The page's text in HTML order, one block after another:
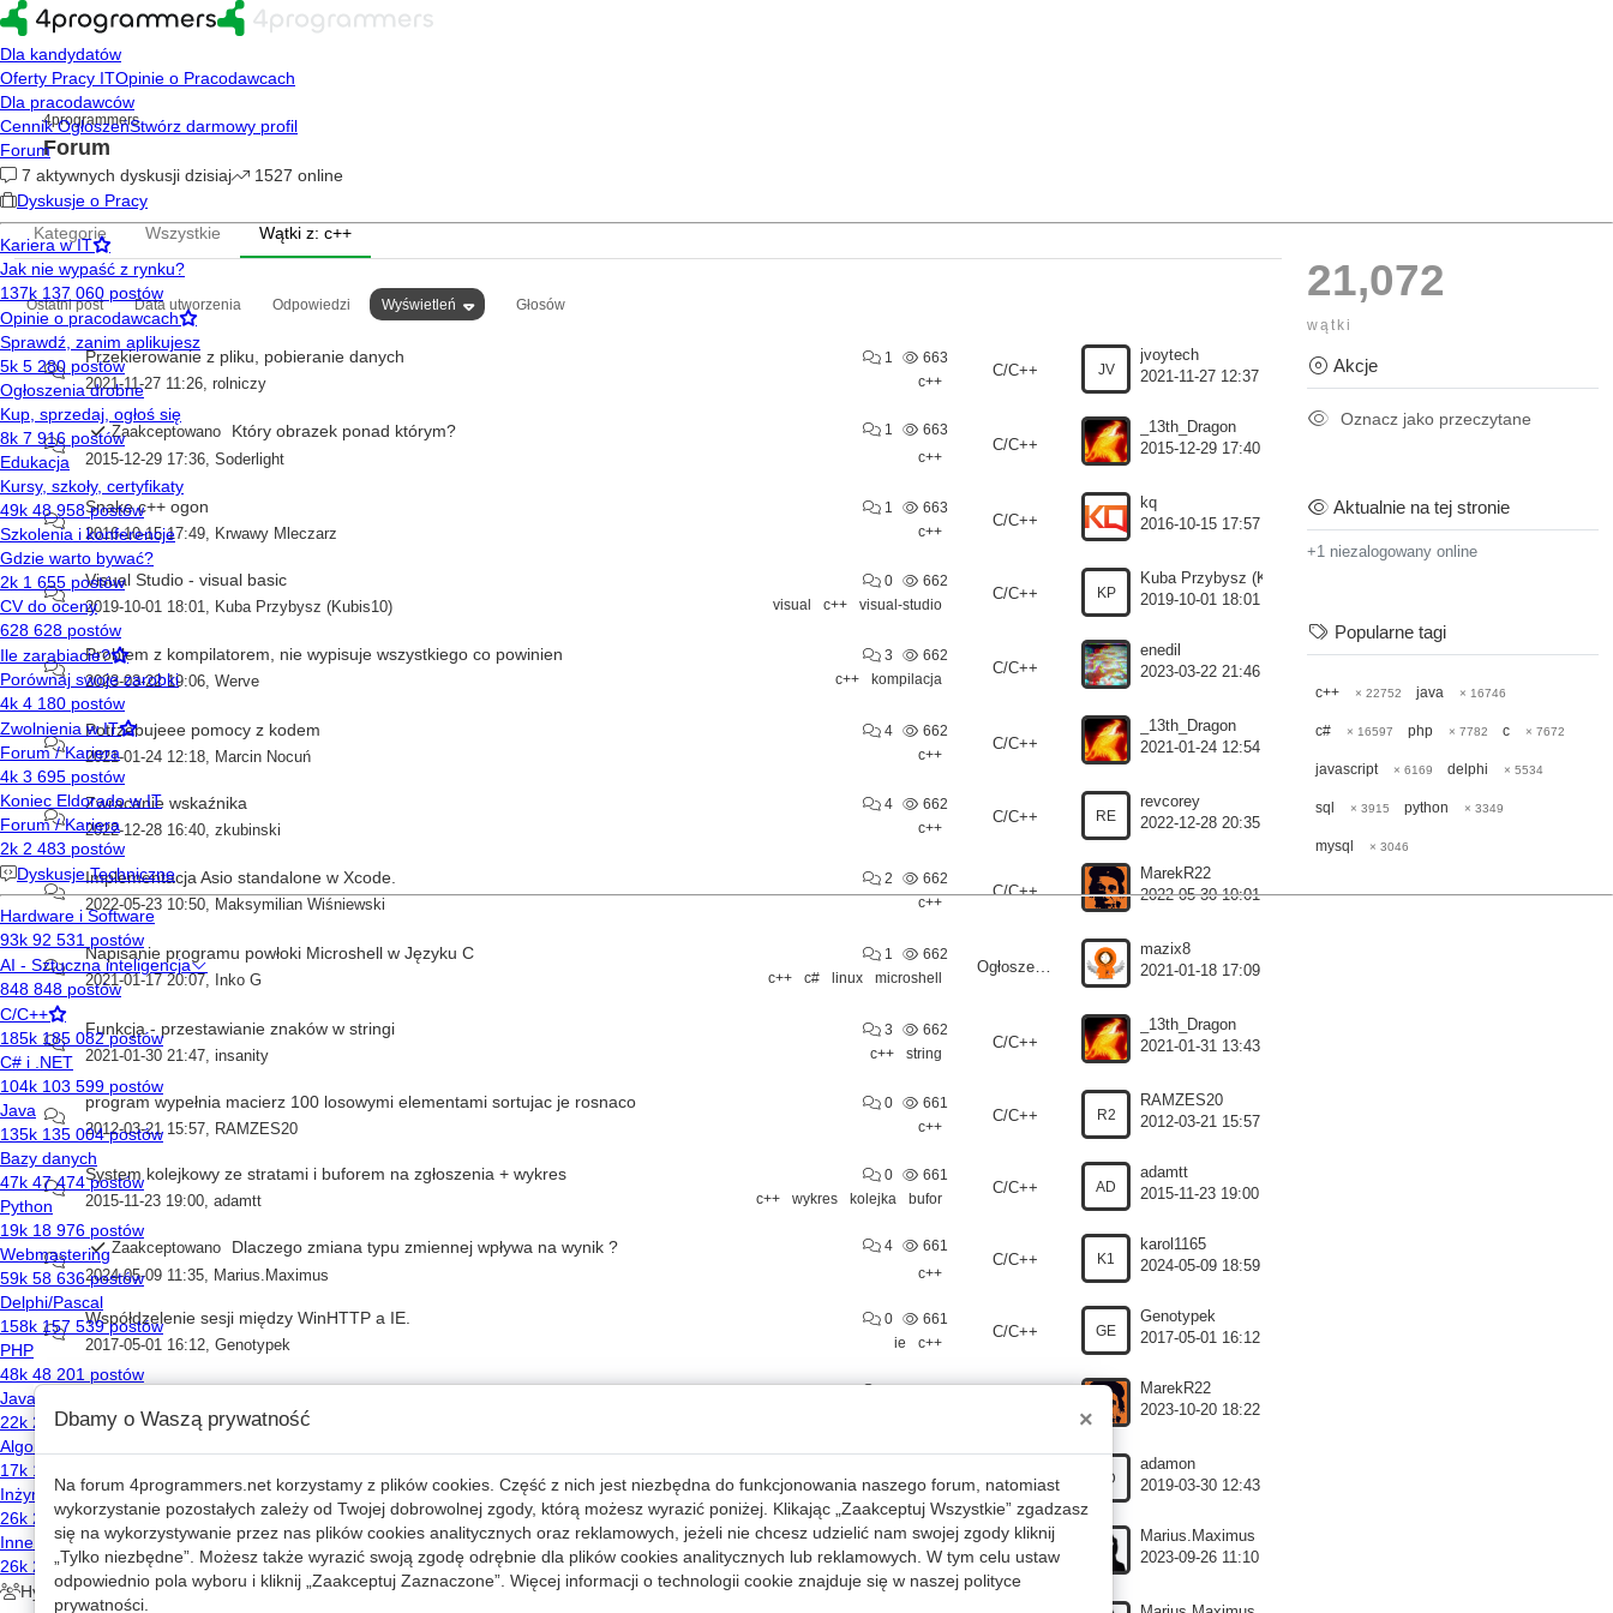
4programmers
Forum
Kategorie Wszystkie Wątki z: c++
Ostatni post Data utworzenia Odpowiedzi Wyświetleń Głosów
Przekierowanie z pliku, pobieranie danych 1 663
2021-11-27 11:26, rolniczy c++
C/C++ JV
jvoytech
2021-11-27 12:37
Zaakceptowano Który obrazek ponad którym? 1 663
2015-12-29 17:36, Soderlight c++
C/C++
_13th_Dragon
2015-12-29 17:40
Snake c++ ogon 1 663
2016-10-15 17:49 Krwawy Mleczarz c++
C/C++
kq
2016-10-15 17:57
Visual Studio - visual basic 0 662
2019-10-01 18:01, Kuba Przybysz (Kubis10) visual c++ visual-studio
C/C++ KP
Kuba Przybysz (Kubis10)
2019-10-01 18:01
Problem z kompilatorem, nie wypisuje wszystkiego co powinien 3 662
2023-03-22 19:06 Werve c++ kompilacja
C/C++
enedil
2023-03-22 21:46
Potrzebujeee pomocy z kodem 4 662
2021-01-24 12:18 Marcin Nocuń c++
C/C++
_13th_Dragon
2021-01-24 12:54
Zwracanie wskaźnika 4 662
2022-12-28 16:40, zkubinski c++
C/C++ RE
revcorey
2022-12-28 20:35
Implementacja Asio standalone w Xcode. 2 662
2022-05-23 10:50 Maksymilian Wiśniewski c++
C/C++
MarekR22
2022-05-30 10:01
Napisanie programu powłoki Microshell w Języku C 1 662
2021-01-17 20:07 Inko G c++ c# linux microshell
mazix8
2021-01-18 17:09
Funkcja - przestawianie znaków w stringi 3 662
2021-01-30 21:47 insanity c++ string
C/C++
_13th_Dragon
2021-01-31 13:43
program wypełnia macierz 100 losowymi elementami sortujac je rosnaco 0 661
2012-03-21 15:57, RAMZES20 c++
C/C++ R2
RAMZES20
2012-03-21 15:57
System kolejkowy ze stratami i buforem na zgłoszenia + wykres 0 661
2015-11-23 19:00, adamtt c++ wykres kolejka bufor
C/C++ AD
adamtt
2015-11-23 19:00
Zaakceptowano Dlaczego zmiana typu zmiennej wpływa na wynik ? 4 661
2024-05-09 11:35 Marius.Maximus c++
C/C++ K1
karol1165
2024-05-09 18:59
Współdzelenie sesji między WinHTTP a IE. 0 661
2017-05-01 16:12, Genotypek ie c++
C/C++ GE
Genotypek
2017-05-01 16:12
2023-10-20 13:44 ,fvg
MarekR22
2023-10-20 18:22
2019-03-30 12:43,adamon c++ css html5
JavaScript AD
adamon
2019-03-30 12:43
Zaakceptowano Problem z includami w Qt Creator po aktualizacji systemu do MacOS Ventura 13.5.2. 2 660
2023-09-23 11:19 Mikołaj Nawrocki c++ qt macos macbook
C/C++
Marius.Maximus
2023-09-26 11:10
21,072
wątki
Akcje
Oznacz jako przeczytane
Aktualnie na tej stronie
+1 niezalogowany online
Popularne tagi
c++ × 22752 java × 16746
c# × 16597 php × 7782 c × 7672
javascript × 6169 delphi × 5534
sql × 3915 python × 3349
mysql × 3046
Dbamy o Waszą prywatność ×
Na forum 4programmers.net korzystamy z plików cookies. Część z nich jest niezbędna do funkcjonowania naszego forum, natomiast
wykorzystanie pozostałych zależy od Twojej dobrowolnej zgody, którą możesz wyrazić poniżej. Klikając „Zaakceptuj Wszystkie” zgadzasz
się na wykorzystywanie przez nas plików cookies analitycznych oraz reklamowych, jeżeli nie chcesz udzielić nam swojej zgody kliknij
„Tylko niezbędne”. Możesz także wyrazić swoją zgodę odrębnie dla plików cookies analitycznych lub reklamowych. W tym celu ustaw
odpowiednio pola wyboru i kliknij „Zaakceptuj Zaznaczone”. Więcej informacji o technologii cookie znajduje się w naszej polityce
prywatności.